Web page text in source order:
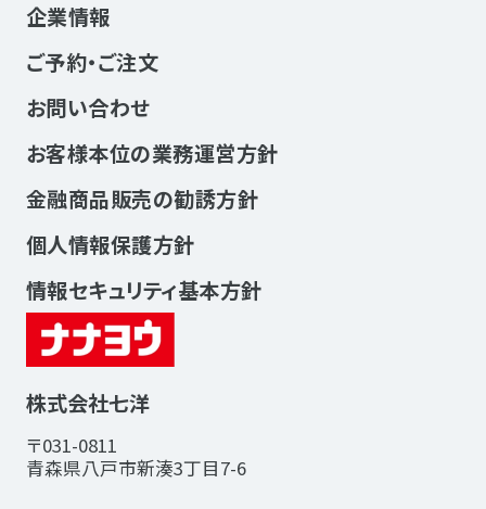
株式会社七洋
〒031-0811
青森県八戸市新湊3丁目7-6
企業情報
ご予約・ご注文
お問い合わせ
お客様本位の業務運営方針
金融商品販売の勧誘方針
個人情報保護方針
情報セキュリティ基本方針